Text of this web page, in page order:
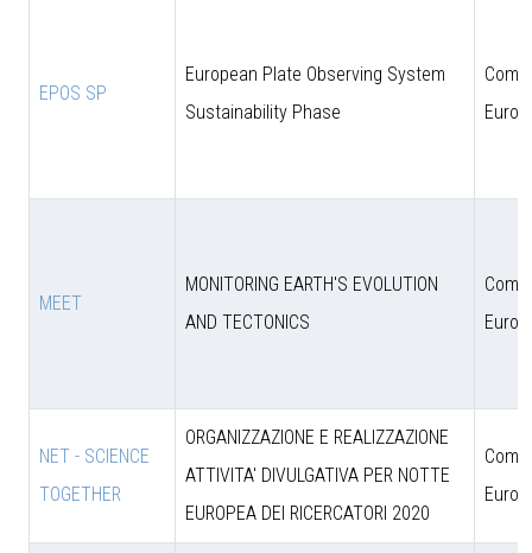
EPOS SP
European Plate Observing System
Sustainability Phase
MEET
MONITORING EARTH'S EVOLUTION
AND TECTONICS
NET - SCIENCE
TOGETHER
ORGANIZZAZIONE E REALIZZAZIONE
ATTIVITA' DIVULGATIVA PER NOTTE
EUROPEA DEI RICERCATORI 2020